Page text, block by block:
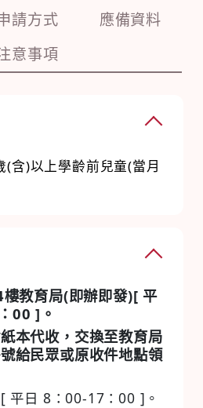
請方式
應備資料
意事項
含)以上學齡前兒童(當月
教育局(即辦即發)[ 平
00 ]。
本代收，交換至教育局
給民眾或原收件地點領
平日 8：00-17：00 ]。